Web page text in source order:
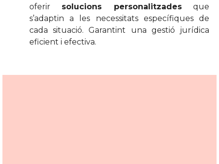
oferir solucions personalitzadesque
s’adaptin a les necessitats específiques de
cada situació. Garantint una gestió jurídica
eficient i efectiva.